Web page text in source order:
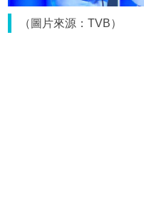
（圖片來源：TVB）